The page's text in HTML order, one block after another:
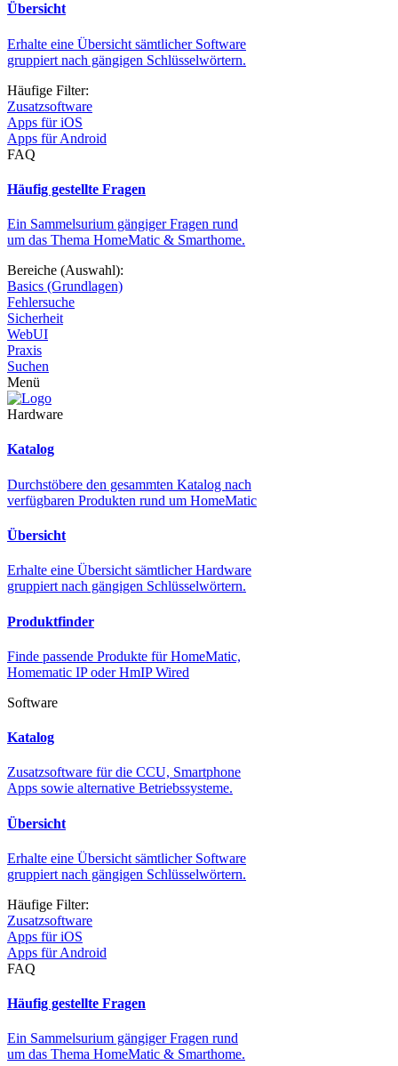
Übersicht
Erhalte eine Übersicht sämtlicher Software
gruppiert nach gängigen Schlüsselwörtern.
Häufige Filter:
Zusatzsoftware
Apps für iOS
Apps für Android
FAQ
Häufig gestellte Fragen
Ein Sammelsurium gängiger Fragen rund
um das Thema HomeMatic & Smarthome.
Bereiche (Auswahl):
Basics (Grundlagen)
Fehlersuche
Sicherheit
WebUI
Praxis
Suchen
Menü
Hardware
Katalog
Durchstöbere den gesammten Katalog nach
verfügbaren Produkten rund um HomeMatic
Übersicht
Erhalte eine Übersicht sämtlicher Hardware
gruppiert nach gängigen Schlüsselwörtern.
Produktfinder
Finde passende Produkte für HomeMatic,
Homematic IP oder HmIP Wired
Software
Katalog
Zusatzsoftware für die CCU, Smartphone
Apps sowie alternative Betriebssysteme.
Übersicht
Erhalte eine Übersicht sämtlicher Software
gruppiert nach gängigen Schlüsselwörtern.
Häufige Filter:
Zusatzsoftware
Apps für iOS
Apps für Android
FAQ
Häufig gestellte Fragen
Ein Sammelsurium gängiger Fragen rund
um das Thema HomeMatic & Smarthome.